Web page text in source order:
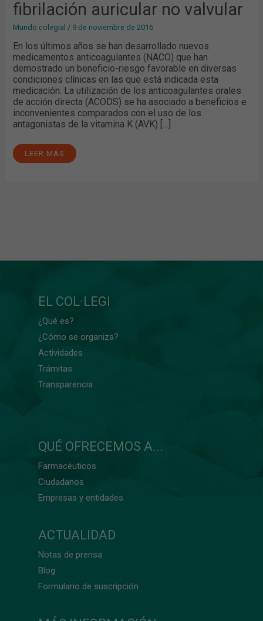
fibrilación auricular no valvular
Mundo colegial / 9 de noviembre de 2016
En los últimos años se han desarrollado nuevos
medicamentos anticoagulantes (NACO) que han
demostrado un beneficio-riesgo favorable en diversas
condiciones clínicas en las que está indicada esta
medicación. La utilización de los anticoagulantes orales
de acción directa (ACODS) se ha asociado a beneficios e
inconvenientes comparados con el uso de los
antagonistas de la vitamina K (AVK) […]
LEER MÁS
EL COL·LEGI
¿Qué es?
¿Cómo se organiza?
Actividades
Trámitas
Transparencia
QUÉ OFRECEMOS A...
Farmacéuticos
Ciudadanos
Empresas y entidades
ACTUALIDAD
Notas de prensa
Blog
Formulario de suscripción